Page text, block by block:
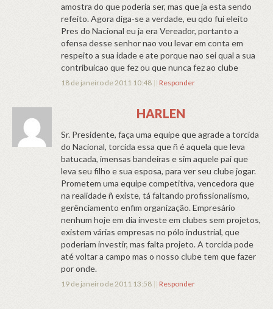
amostra do que poderia ser, mas que ja esta sendo
refeito. Agora diga-se a verdade, eu qdo fui eleito
Pres do Nacional eu ja era Vereador, portanto a
ofensa desse senhor nao vou levar em conta em
respeito a sua idade e ate porque nao sei qual a sua
contribuicao que fez ou que nunca fez ao clube
18 de janeiro de 2011 10:48 || Responder
HARLEN
Sr. Presidente, faça uma equipe que agrade a torcida
do Nacional, torcida essa que ñ é aquela que leva
batucada, imensas bandeiras e sim aquele pai que
leva seu filho e sua esposa, para ver seu clube jogar.
Prometem uma equipe competitiva, vencedora que
na realidade ñ existe, tá faltando profissionalismo,
gerênciamento enfim organização. Empresário
nenhum hoje em dia investe em clubes sem projetos,
existem várias empresas no pólo industrial, que
poderiam investir, mas falta projeto. A torcida pode
até voltar a campo mas o nosso clube tem que fazer
por onde.
19 de janeiro de 2011 13:58 || Responder